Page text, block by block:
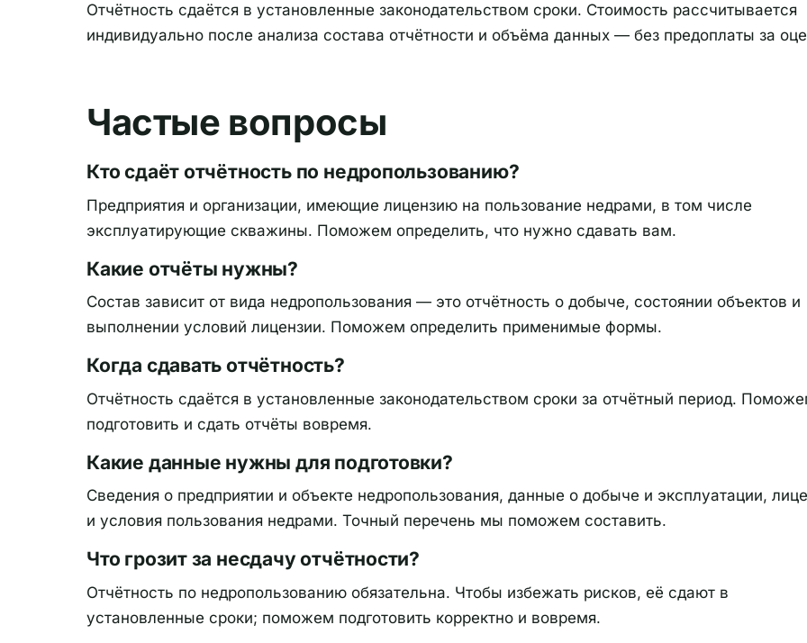
Отчётность сдаётся в установленные законодательством сроки. Стоимость рассчитывается
индивидуально после анализа состава отчётности и объёма данных — без предоплаты за
Частые вопросы
Кто сдаёт отчётность по недропользованию?
Предприятия и организации, имеющие лицензию на пользование недрами, в том числе
эксплуатирующие скважины. Поможем определить, что нужно сдавать вам.
Какие отчёты нужны?
Состав зависит от вида недропользования — это отчётность о добыче, состоянии объектов и
выполнении условий лицензии. Поможем определить применимые формы.
Когда сдавать отчётность?
Отчётность сдаётся в установленные законодательством сроки за отчётный период.
подготовить и сдать отчёты вовремя.
Какие данные нужны для подготовки?
Сведения о предприятии и объекте недропользования, данные о добыче и эксплуатации,
и условия пользования недрами. Точный перечень мы поможем составить.
Что грозит за несдачу отчётности?
Отчётность по недропользованию обязательна. Чтобы избежать рисков, её сдают в
установленные сроки; поможем подготовить корректно и вовремя.